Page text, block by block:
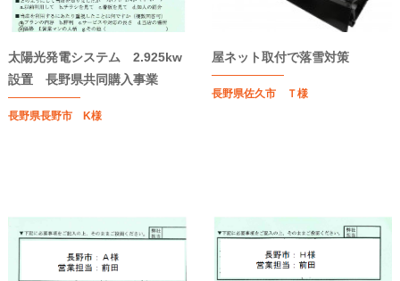
太陽光発電システム 2.925kw
設置 長野県共同購入事業
長野県長野市 K様
屋ネット取付で落雪対策
長野県佐久市 Ｔ様